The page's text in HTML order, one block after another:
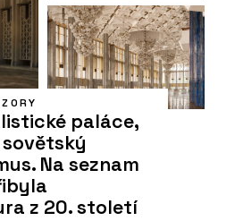
paláce,
Na seznam
z 20. století